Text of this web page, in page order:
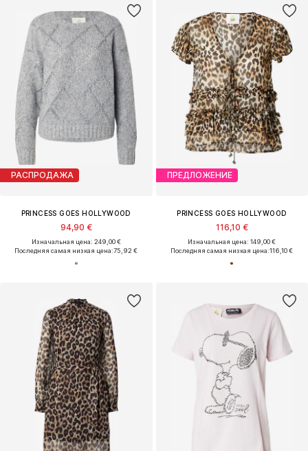
РАСПРОДАЖА
PRINCESS GOES HOLLYWOOD
94,90 €
Изначальная цена: 249,00 €
Последняя самая низкая цена:75,92 €
ПРЕДЛОЖЕНИЕ
PRINCESS GOES HOLLYWOOD
116,10 €
Изначальная цена: 149,00 €
Последняя самая низкая цена:116,10 €